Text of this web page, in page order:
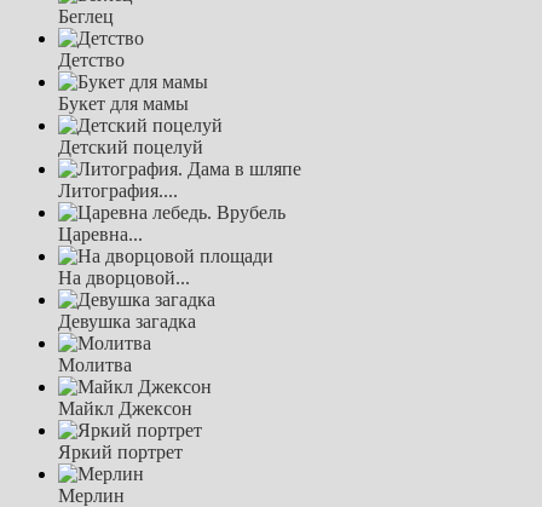
Беглец
Детство
Букет для мамы
Детский поцелуй
Литография....
Царевна...
На дворцовой...
Девушка загадка
Молитва
Майкл Джексон
Яркий портрет
Мерлин